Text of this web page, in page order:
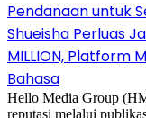
Pendanaan untuk
Shueisha Perluas
MILLION, Platform
Bahasa
Hello Media Group
reputasi melalui